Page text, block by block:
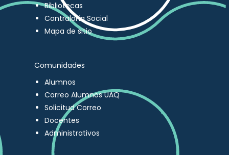
Bibliotecas
Contraloría Social
Mapa de sitio
Comunidades
Alumnos
Correo Alumnos UAQ
Solicitud Correo
Docentes
Administrativos